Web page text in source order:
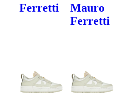
Ferretti
Mauro
Ferretti